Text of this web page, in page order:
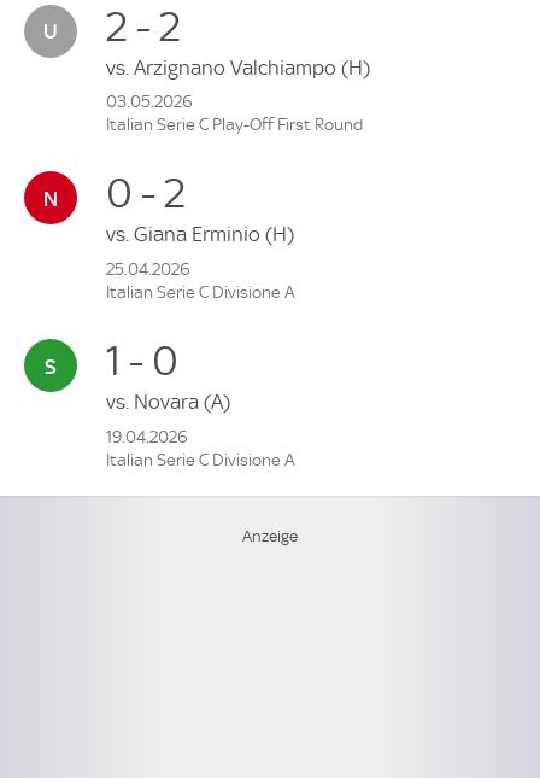
2 - 2
vs. Arzignano Valchiampo (H)
03.05.2026
Italian Serie C Play-Off First Round
0 - 2
vs. Giana Erminio (H)
25.04.2026
Italian Serie C Divisione A
1 - 0
vs. Novara (A)
19.04.2026
Italian Serie C Divisione A